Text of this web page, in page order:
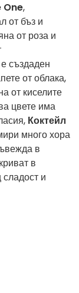
One,
от бъз и
от роза и
създаден
от облака,
от киселите
цвете има
Коктейл
много хора
в
в
и